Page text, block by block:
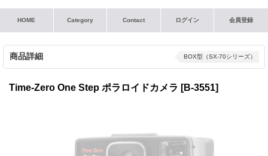
HOME Category Contact ログイン 会員登録
商品詳細 BOX型（SX-70シリーズ）
Time-Zero One Step ポラロイドカメラ [B-3551]